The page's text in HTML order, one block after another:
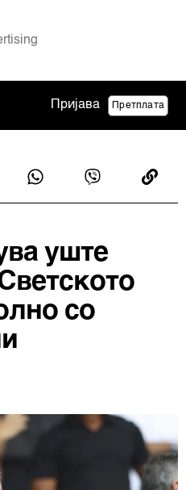
Пријава Претплата
уште
со